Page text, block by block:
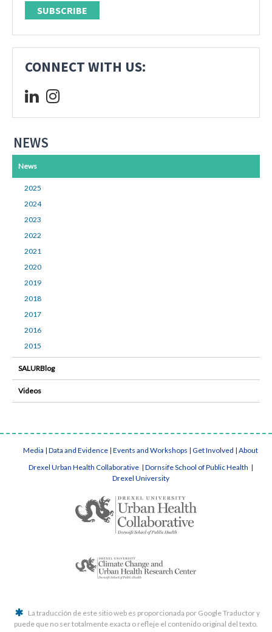
SUBSCRIBE
CONNECT WITH US:
NEWS
News
2025
2024
2023
2022
2021
2020
2019
2018
2017
2016
2015
SALURBlog
Videos
Media | Data and Evidence | Events and Workshops | Get Involved | About
Drexel Urban Health Collaborative | Dornsife School of Public Health |
Drexel University
La traducción de este sitio web es proporcionada por Google Traductor y
puede que no ser totalmente exacta o refleje el contenido original del texto.